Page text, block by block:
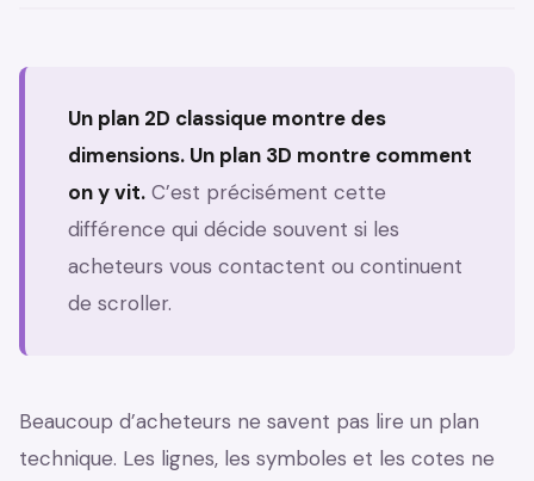
Un plan 2D classique montre des
dimensions. Un plan 3D montre comment
on y vit. C’est précisément cette
différence qui décide souvent si les
acheteurs vous contactent ou continuent
de scroller.
Beaucoup d’acheteurs ne savent pas lire un plan
technique. Les lignes, les symboles et les cotes ne